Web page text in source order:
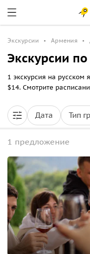
Экскурсии Армения
Экскурсии
1 экскурсия на
$14. Смотрите
билеты онлайн на
Дата Тип
1 предложение